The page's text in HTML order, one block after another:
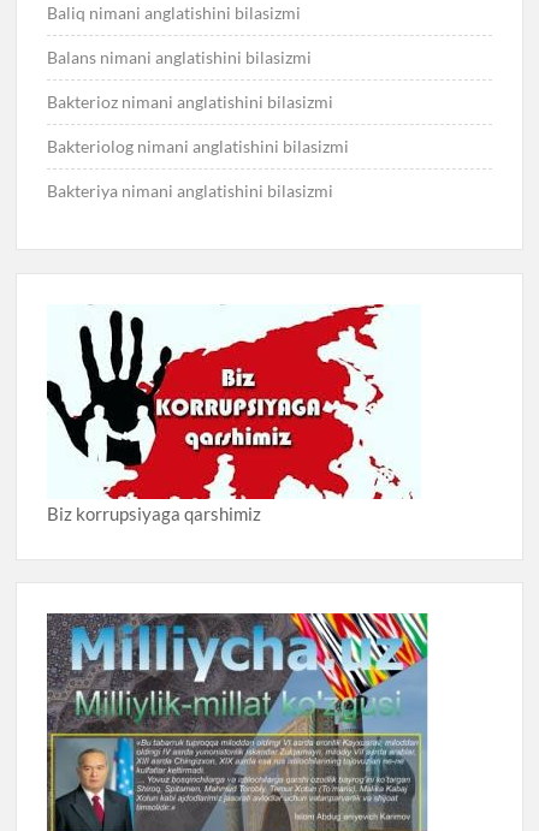
Baliq nimani anglatishini bilasizmi
Balans nimani anglatishini bilasizmi
Bakterioz nimani anglatishini bilasizmi
Bakteriolog nimani anglatishini bilasizmi
Bakteriya nimani anglatishini bilasizmi
Biz korrupsiyaga qarshimiz